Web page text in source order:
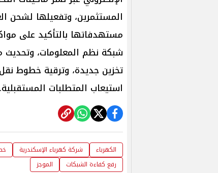
المستثمرين، وتفعيلها لشحن
مستهدفاتها بالتأكيد على
شبكة نظم المعلومات، وتحديث
استيعاب المتطلبات المستقبلية.
الكهرباء شركة كهرباء الإسكندرية
رفع كفاءة الشبكات
الموجز